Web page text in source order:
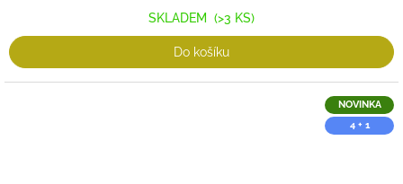
SKLADEM (>3 KS)
Do košíku
NOVINKA
4 + 1